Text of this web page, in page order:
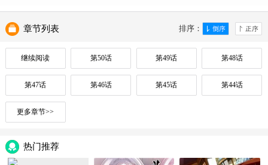
排序：
章节列表
继续阅读 第50话 第49话 第48话
第47话 第46话 第45话 第44话
更多章节>>
热门推荐